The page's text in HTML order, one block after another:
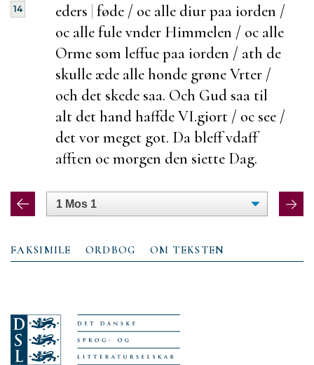
eders |
14 føde / oc alle diur paa iorden /
oc alle fule vnder Himmelen / oc alle
Orme som leffue paa iorden / ath de
skulle æde alle honde grøne Vrter /
och det skede saa. Och Gud saa til
alt det hand haffdeVI.giort / oc see /
det vor meget got. Da bleff vdaff
afften oc morgen den siette Dag.
FAKSIMILE ORDBOG OM TEKSTEN